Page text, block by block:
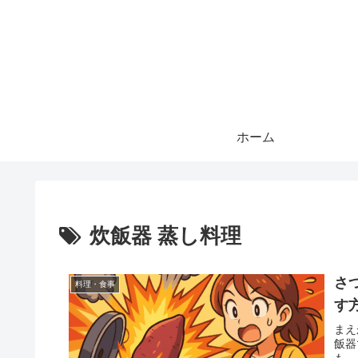
ホーム
炊飯器 蒸し料理
料理・食事
さ
す
ま
飯